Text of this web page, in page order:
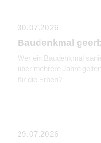
30.07.2026
Baudenkmal
Wer ein Baudenkmal
über mehrere Jahre
für die Erben?
29.07.2026